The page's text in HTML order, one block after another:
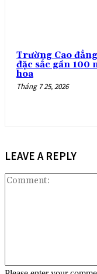
Trường Cao
đặc sắc gần 100
hoa
Tháng 7 25, 2026
LEAVE A REPLY